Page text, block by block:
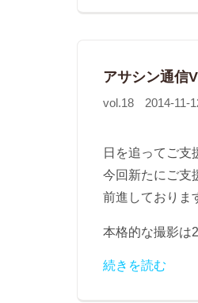
アサシン通信
vol.18 2014-11-
日を追ってご支
今回新たにご支
前進しておりま
本格的な撮影は
続きを読む